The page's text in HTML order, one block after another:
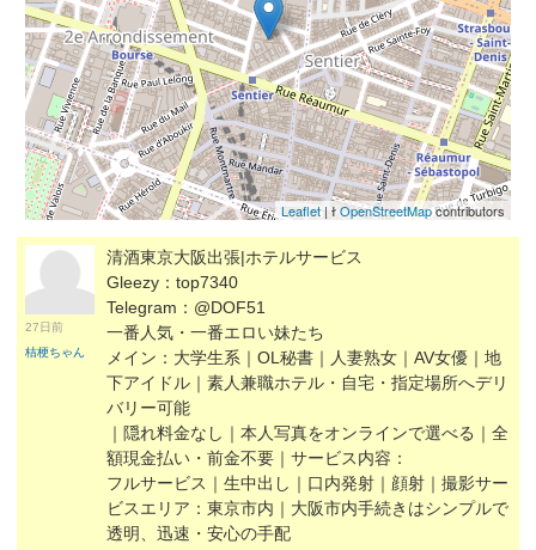
Leaflet| ɫOpenStreetMapcontributors
27日前
桔梗ちゃん
清酒東京大阪出張|ホテルサービス
Gleezy：top7340
Telegram：@DOF51
一番人気・一番エロい妹たち
メイン：大学生系｜OL秘書｜人妻熟女｜AV女優｜地
下アイドル｜素人兼職ホテル・自宅・指定場所へデリ
バリー可能
｜隠れ料金なし｜本人写真をオンラインで選べる｜全
額現金払い・前金不要｜サービス内容：
フルサービス｜生中出し｜口内発射｜顔射｜撮影サー
ビスエリア：東京市内｜大阪市内手続きはシンプルで
透明、迅速・安心の手配